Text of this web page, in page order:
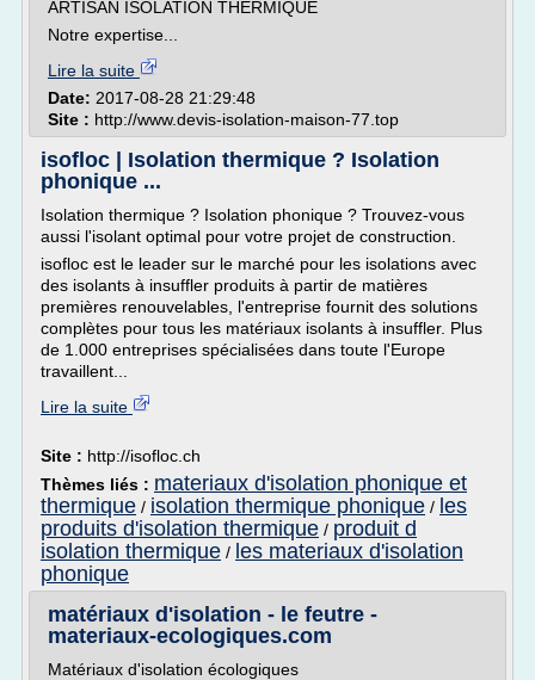
ARTISAN ISOLATION THERMIQUE
Notre expertise...
Lire la suite
Date: 2017-08-28 21:29:48
Site : http://www.devis-isolation-maison-77.top
isofloc | Isolation thermique ? Isolation
phonique ...
Isolation thermique ? Isolation phonique ? Trouvez-vous
aussi l'isolant optimal pour votre projet de construction.
isofloc est le leader sur le marché pour les isolations avec
des isolants à insuffler produits à partir de matières
premières renouvelables, l'entreprise fournit des solutions
complètes pour tous les matériaux isolants à insuffler. Plus
de 1.000 entreprises spécialisées dans toute l'Europe
travaillent...
Lire la suite
Site : http://isofloc.ch
Thèmes liés : materiaux d'isolation phonique et
thermique / isolation thermique phonique / les
produits d'isolation thermique / produit d
isolation thermique / les materiaux d'isolation
phonique
matériaux d'isolation - le feutre -
materiaux-ecologiques.com
Matériaux d'isolation écologiques